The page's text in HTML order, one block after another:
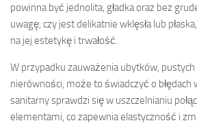
powinna być jednolita, gładka oraz bez
uwagę, czy jest delikatnie wklęsła lub
na jej estetykę i trwałość.
W przypadku zauważenia ubytków,
nierówności, może to świadczyć o błędach
sanitarny sprawdzi się w uszczelnianiu
elementami, co zapewnia elastyczność i